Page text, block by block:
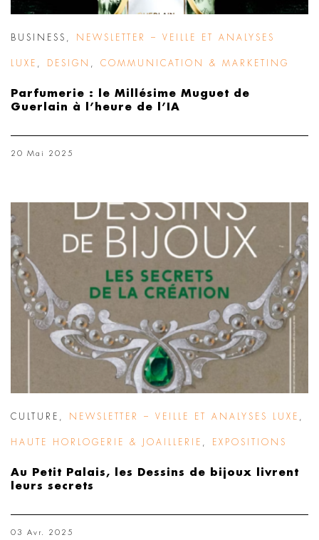
BUSINESS NEWSLETTER – VEILLE ET ANALYSES
LUXE DESIGN COMMUNICATION & MARKETING
Parfumerie : le Millésime Muguet de
Guerlain à l’heure de l’IA
20 Mai 2025
CULTURE NEWSLETTER – VEILLE ET ANALYSES LUXE
HAUTE HORLOGERIE & JOAILLERIE EXPOSITIONS
Au Petit Palais, les Dessins de bijoux livrent
leurs secrets
03 Avr. 2025